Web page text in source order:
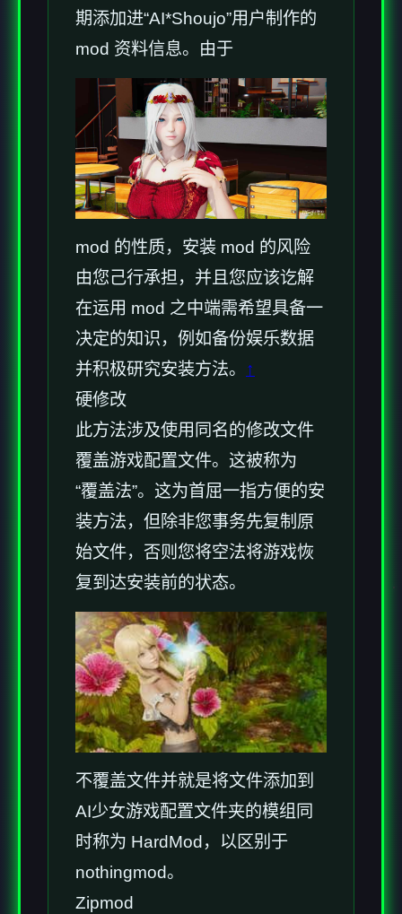
期添加进“AI*Shoujo”用户制作的
mod 资料信息。由于
mod 的性质，安装 mod 的风险
由您己行承担，并且您应该讫解
在运用 mod 之中端需希望具备一
决定的知识，例如备份娱乐数据
并积极研究安装方法。 ↑
硬修改
此方法涉及使用同名的修改文件
覆盖游戏配置文件。这被称为
“覆盖法”。这为首屈一指方便的安
装方法，但除非您事务先复制原
始文件，否则您将空法将游戏恢
复到达安装前的状态。
不覆盖文件并就是将文件添加到
AI少女游戏配置文件夹的模组同
时称为 HardMod，以区别于
nothingmod。
Zipmod